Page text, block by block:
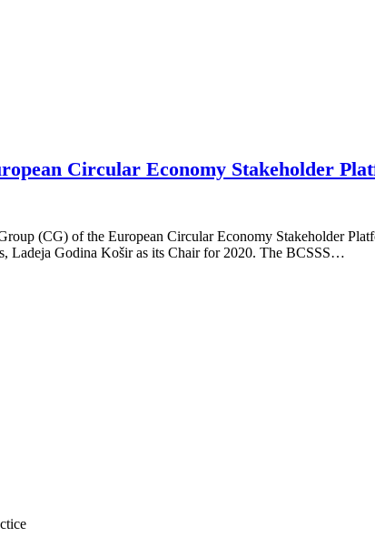
Circular Economy Stakeholder
(CG) of the European Circular Economy Stakeholder
Ladeja Godina Košir as its Chair for 2020. The BCSSS…